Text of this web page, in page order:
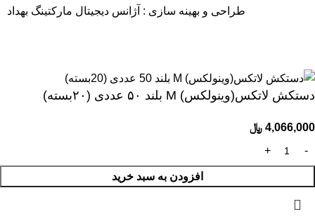
طراحی و بهینه سازی : آژانس دیجیتال مارکتینگ بهداد
دستکش لاتکس(وینولکس) M بلند ۵۰ عددی (۲۰بسته)
4,066,000 ﷼
افزودن به سبد خرید